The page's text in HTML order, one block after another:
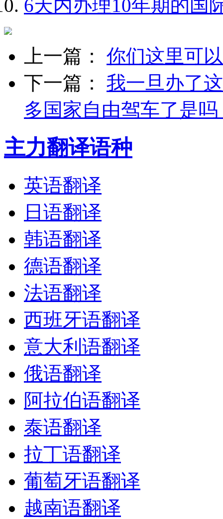
6天内办理10年期的国
上一篇： 你们这里可
下一篇： 我一旦办了
多国家自由驾车了是吗
主力翻译语种
英语翻译
日语翻译
韩语翻译
德语翻译
法语翻译
西班牙语翻译
意大利语翻译
俄语翻译
阿拉伯语翻译
泰语翻译
拉丁语翻译
葡萄牙语翻译
越南语翻译